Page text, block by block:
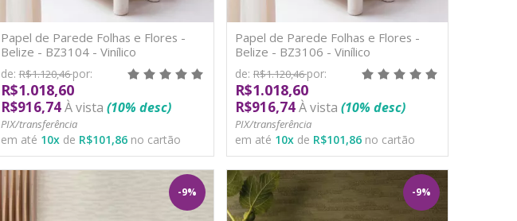
Papel de Parede Folhas e Flores -
Belize - BZ3104 - Vinílico
de: R$1.120,46por:
R$1.018,60
R$916,74 À vista (10% desc)
PIX/transferência
em até 10xde R$101,86no cartão
Papel de Parede Folhas e Flores -
Belize - BZ3106 - Vinílico
de: R$1.120,46por:
R$1.018,60
R$916,74À vista (10% desc)
PIX/transferência
em até 10xde R$101,86no cartão
-9% -9%